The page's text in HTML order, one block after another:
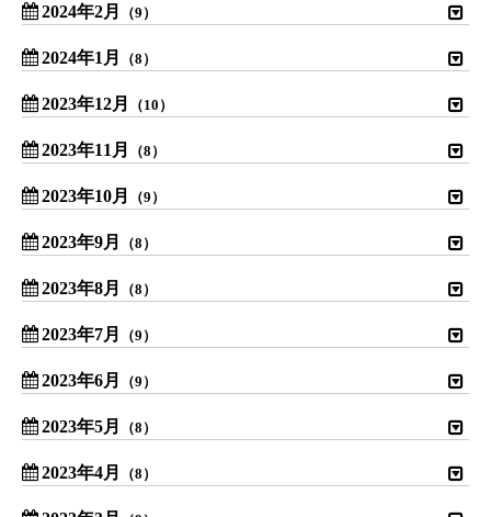
2024年2月 （9）
2024年1月 （8）
2023年12月 （10）
2023年11月 （8）
2023年10月 （9）
2023年9月 （8）
2023年8月 （8）
2023年7月 （9）
2023年6月 （9）
2023年5月 （8）
2023年4月 （8）